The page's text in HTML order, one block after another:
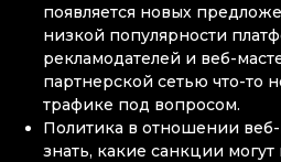
появляется новых
низкой популярности
рекламодателей и веб-
партнерской сетью что-то
трафике под вопросом.
Политика в отношении
знать, какие санкции